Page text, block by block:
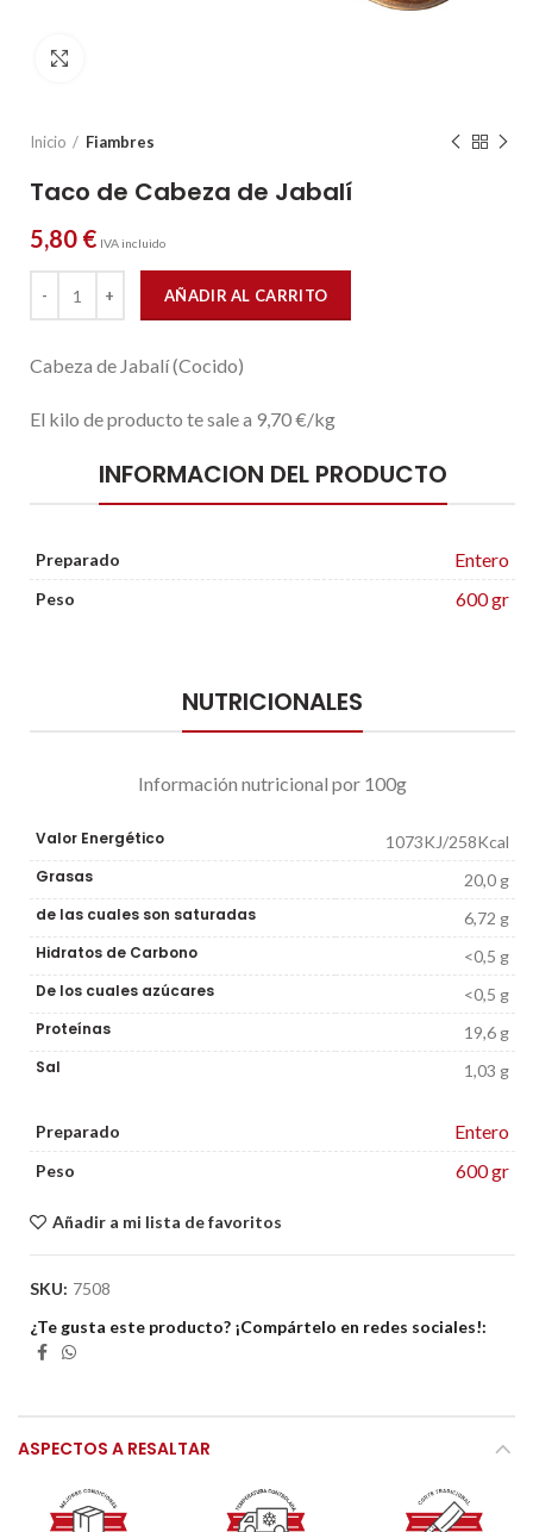
Inicio Fiambres
Taco de Cabeza de Jabalí
5,80 € IVA incluido
AÑADIR AL CARRITO
Cabeza de Jabalí (Cocido)
El kilo de producto te sale a 9,70 €/kg
INFORMACION DEL PRODUCTO
Preparado Entero
Peso 600 gr
NUTRICIONALES
Información nutricional por 100g
Valor Energético
1073KJ/258Kcal
Grasas
20,0 g
de las cuales son saturadas
6,72 g
Hidratos de Carbono
<0,5 g
De los cuales azúcares
<0,5 g
Proteínas
19,6 g
Sal
1,03 g
Preparado Entero
Peso 600 gr
Añadir a mi lista de favoritos
SKU: 7508
¿Te gusta este producto? ¡Compártelo en redes sociales!
ASPECTOS A RESALTAR